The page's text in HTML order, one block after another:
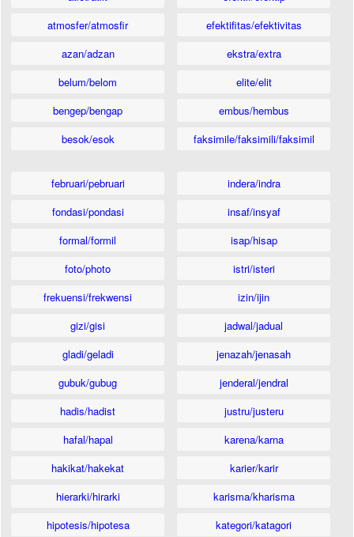
atmosfer/atmosfir
azan/adzan
belum/belom
bengep/bengap
besok/esok
efektifitas/efektivitas
ekstra/extra
elite/elit
embus/hembus
faksimile/faksimili/faksimil
februari/pebruari
fondasi/pondasi
formal/formil
foto/photo
frekuensi/frekwensi
gizi/gisi
gladi/geladi
gubuk/gubug
hadis/hadist
hafal/hapal
hakikat/hakekat
hierarki/hirarki
hipotesis/hipotesa
indera/indra
insaf/insyaf
isap/hisap
istri/isteri
izin/ijin
jadwal/jadual
jenazah/jenasah
jenderal/jendral
justru/justeru
karena/karna
karier/karir
karisma/kharisma
kategori/katagori